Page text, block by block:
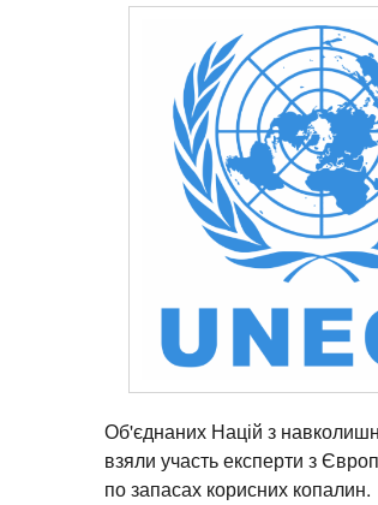
Об'єднаних Націй з
взяли участь експерти з
по запасах корисних копалин.